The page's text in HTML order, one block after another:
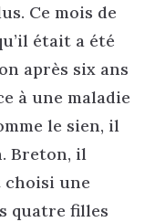
Ce mois de
était a été
après six ans
à une maladie
le sien, il
Breton, il
choisi une
quatre filles